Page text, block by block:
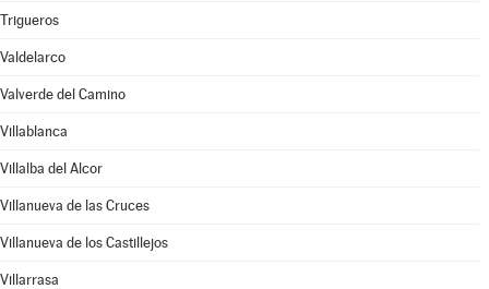
Trigueros
Valdelarco
Valverde del Camino
Villablanca
Villalba del Alcor
Villanueva de las Cruces
Villanueva de los Castillejos
Villarrasa